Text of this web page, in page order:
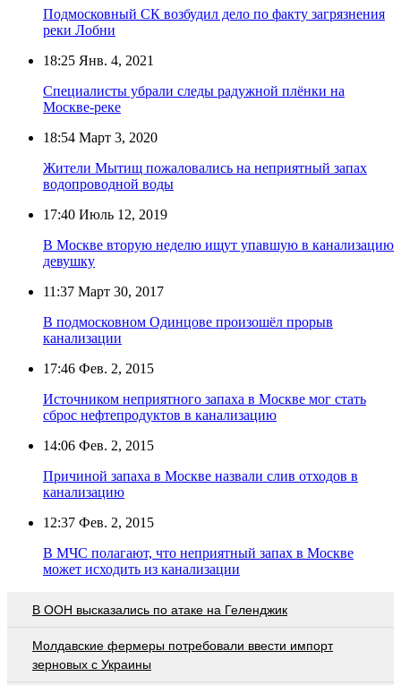
Подмосковный СК возбудил дело по факту загрязнения
реки Лобни
18:25 Янв. 4, 2021
Специалисты убрали следы радужной плёнки на
Москве-реке
18:54 Март 3, 2020
Жители Мытищ пожаловались на неприятный запах
водопроводной воды
17:40 Июль 12, 2019
В Москве вторую неделю ищут упавшую в канализацию
девушку
11:37 Март 30, 2017
В подмосковном Одинцове произошёл прорыв
канализации
17:46 Фев. 2, 2015
Источником неприятного запаха в Москве мог стать
сброс нефтепродуктов в канализацию
14:06 Фев. 2, 2015
Причиной запаха в Москве назвали слив отходов в
канализацию
12:37 Фев. 2, 2015
В МЧС полагают, что неприятный запах в Москве
может исходить из канализации
В ООН высказались по атаке на Геленджик
Молдавские фермеры потребовали ввести импорт
зерновых с Украины